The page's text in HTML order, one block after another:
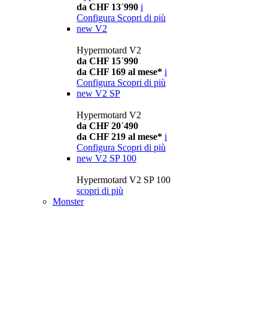
da CHF 13´990 i
Configura Scopri di più
new V2
Hypermotard V2
da CHF 15´990
da CHF 169 al mese* i
Configura Scopri di più
new V2 SP
Hypermotard V2
da CHF 20´490
da CHF 219 al mese* i
Configura Scopri di più
new V2 SP 100
Hypermotard V2 SP 100
scopri di più
Monster